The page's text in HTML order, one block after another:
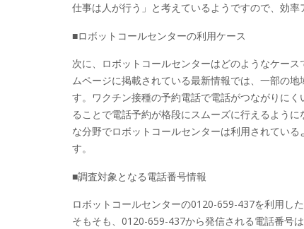
仕事は人が行う」と考えているようですので、効率
■ロボットコールセンターの利用ケース
次に、ロボットコールセンターはどのようなケー
ムページに掲載されている最新情報では、一部の
す。ワクチン接種の予約電話で電話がつながりに
ることで電話予約が格段にスムーズに行えるよう
な分野でロボットコールセンターは利用されてい
す。
■調査対象となる電話番号情報
ロボットコールセンターの0120-659-437を利用し
そもそも、0120-659-437から発信される電話番号